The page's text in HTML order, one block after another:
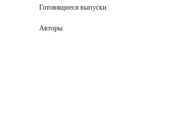
Готовящиеся выпуски
Авторы